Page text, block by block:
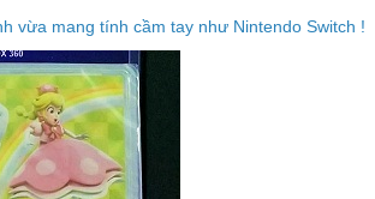
vừa mang tính cầm tay như Nintendo Switch !